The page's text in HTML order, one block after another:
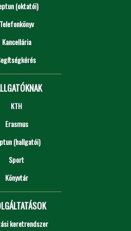
(oktatói)
Telefonkönyv
Kancellária
KTH
Erasmus
(hallgatói)
Sport
Könyvtár
keretrendszer